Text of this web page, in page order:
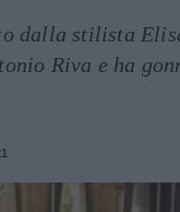
dalla stilista
Riva e ha